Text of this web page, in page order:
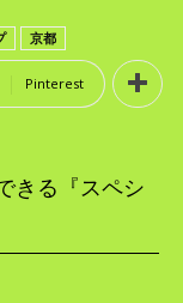
京都
Pinterest
きる『スペシ